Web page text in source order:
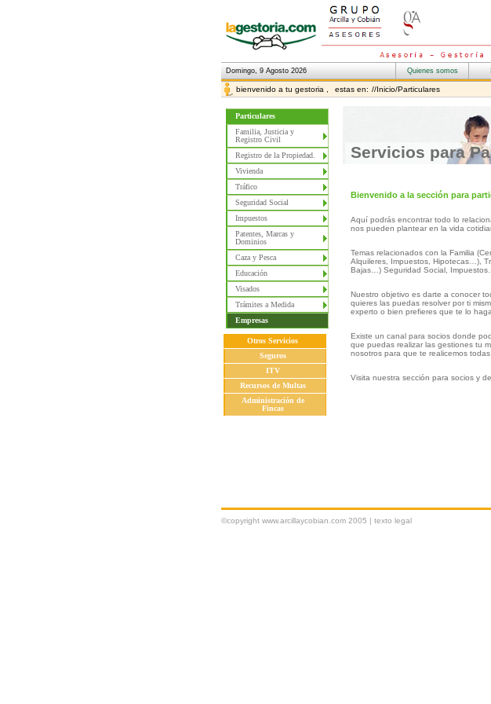
Domingo, 9 Agosto 2026
bienvenido a tu gestoria , estas en: //Inicio/Particulares
Particulares
Familia, Justicia y
Registro Civil
Registro de la Propiedad.
Vivienda
Tráfico
Seguridad Social
Impuestos
Patentes, Marcas y
Dominios
Caza y Pesca
Educación
Visados
Trámites a Medida
Empresas
Otros Servicios
Seguros
ITV
Recursos de Multas
Administración de
Fincas
Servicios para
Bienvenido a la sección para
Aquí podrás encontrar todo lo
nos pueden plantear en la vida
Temas relacionados con la Familia
Alquileres, Impuestos, Hipotecas…),
Bajas…) Seguridad Social, Impuestos…
Nuestro objetivo es darte a conocer
quieres las puedas resolver por ti
experto o bien prefieres que te lo
Existe un canal para socios donde
que puedas realizar las gestiones tu
nosotros para que te realicemos
Visita nuestra sección para socios y
©copyright www.arcillaycobian.com 2005 | texto legal